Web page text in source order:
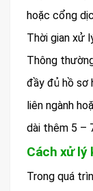
hoặc cổng
Thời gian xử
Thông
đầy đủ hồ sơ
liên ngành
dài thêm 5 –
Cách xử lý
Trong quá